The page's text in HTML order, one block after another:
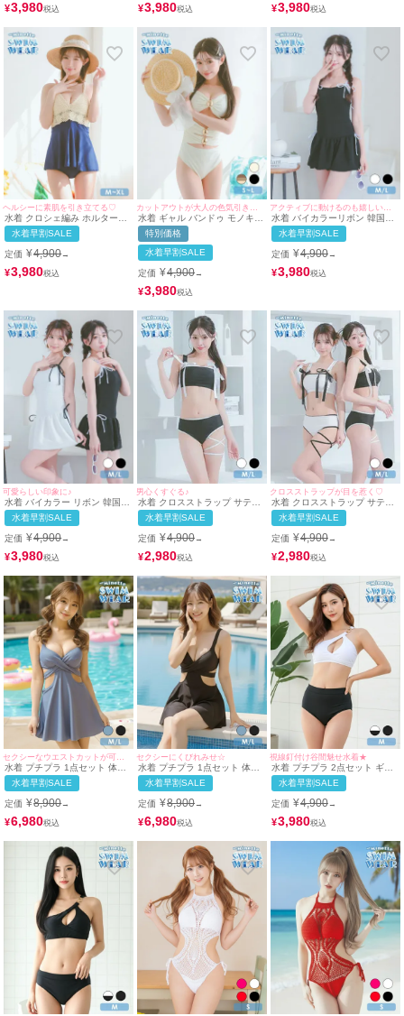
¥3,980 ¥3,980 ¥3,980
ヘルシーに素肌を引き立てる♡
水着 クロシェ編み ホルターネ
ック 韓国風 体型カバー ガーリ
ー ワンピースビキニ (アイボリ
ー×ブルー/聖菜着用)
水着早割SALE
定価 ¥4,900→
¥3,980
水着 ギャル バンドゥ モノキニ
シャーリング カットアウト ビ
キニ (アイボリー/雨宮由乙花着
用)
特別価格
水着早割SALE
定価 ¥4,900→
¥3,980
アクティブに動けるのも嬉しいポイント♪
水着 バイカラーリボン 韓国風
体型カバー ガーリー ワンピー
スビキニ (ブラック/雨宮由乙花
着用)
水着早割SALE
定価 ¥4,900→
¥3,980
可愛らしい印象に♪
水着 バイカラー リボン 韓国風
体型カバー ガーリー ワンピー
ス ビキニ (ホワイト/聖菜着用)
(ブラック/雨宮由乙花着用)
水着早割SALE
定価 ¥4,900→
¥3,980
男心くすぐる♪
水着 クロスストラップ サテン
リボンパイピング ビスチェ ギ
ャル ビキニ (ブラック/雨宮由
乙花着用)
水着早割SALE
定価 ¥4,900→
¥2,980
クロスストラップが目を惹く♡
水着 クロスストラップ サテン
リボンパイピング ビスチェ ギ
ャル ビキニ (ホワイト/聖菜着
用)(ブラック/雨宮由乙花着用)
水着早割SALE
定価 ¥4,900→
¥2,980
水着 プチプラ 1点セット 体型
カバー ワンピース フリル 背中
カバー シンプル オールインワ
ン くびれ セクシー ワンカラー
青 ダスティブルー ビキニ (M〜
Lサイズ対応) | myMinette/マイ
ミネット
水着早割SALE
定価 ¥8,900→
¥6,980
セクシーにくびれみせ☆
水着 プチプラ 1点セット 体型
カバー ワンピース フリル 背中
カバー シンプル オールインワ
ン くびれ ワンカラー 黒 ブラ
ック ビキニ (M〜Lサイズ対応)
| myMinette/マイミネット
水着早割SALE
定価 ¥8,900→
¥6,980
視線釘付け谷間魅せ水着★
水着 プチプラ 2点セット ギャ
ル セット カジュアル ワンショ
ルダー バックル付き 白 ビキニ
(Mサイズ着用) | myMinette/マ
イミネット
水着早割SALE
定価 ¥4,900→
¥3,980